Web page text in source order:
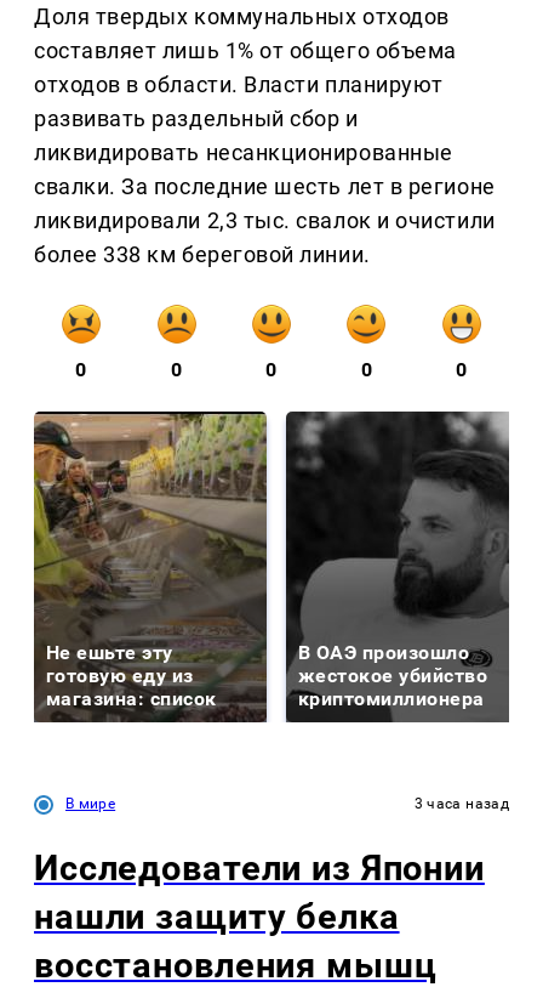
Доля твердых коммунальных отходов
составляет лишь 1% от общего объема
отходов в области. Власти планируют
развивать раздельный сбор и
ликвидировать несанкционированные
свалки. За последние шесть лет в регионе
ликвидировали 2,3 тыс. свалок и очистили
более 338 км береговой линии.
0 0 0 0 0
Не ешьте эту
готовую еду из
магазина: список
В ОАЭ произошло
жестокое убийство
криптомиллионера
В мире 3 часа назад
Исследователи из Японии
нашли защиту белка
восстановления мышц